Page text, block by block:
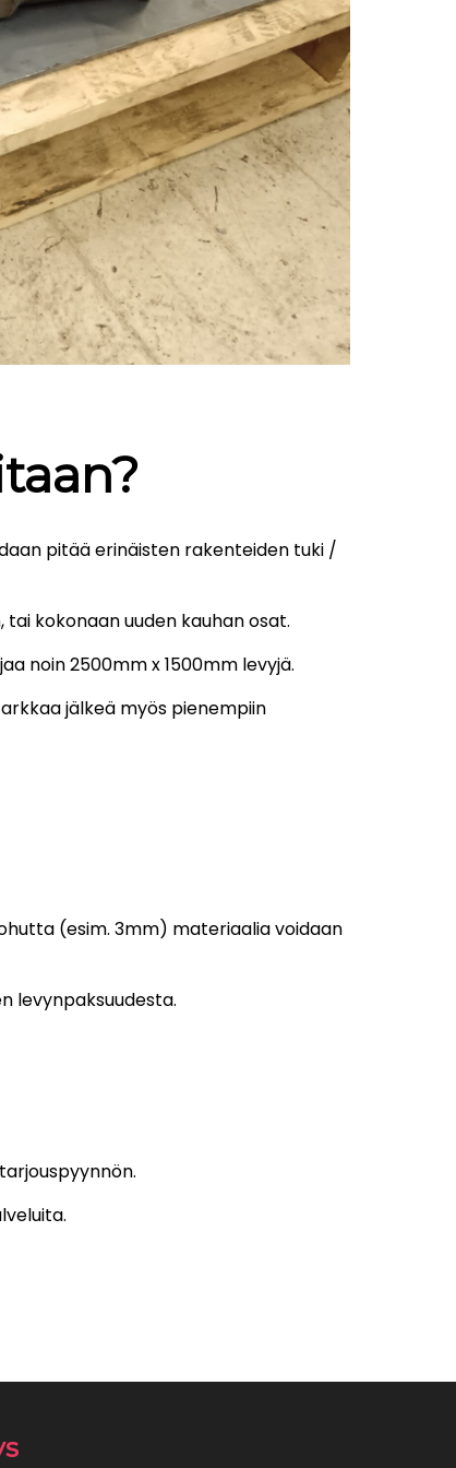
pitää erinäisten rakenteiden tuki /
kokonaan uuden kauhan osat.
noin 2500mm x 1500mm levyjä.
jälkeä myös pienempiin
(esim. 3mm) materiaalia voidaan
levynpaksuudesta.